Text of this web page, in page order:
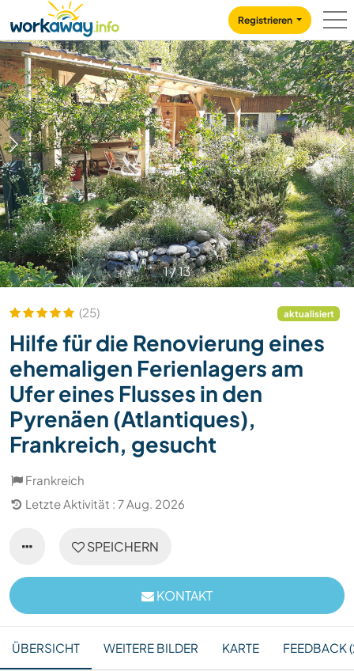
CONTENT
MAIN NAVIGATION
Registrieren
1/13
(25) aktualisiert
Hilfe für die Renovierung eines
ehemaligen Ferienlagers am
Ufer eines Flusses in den
Pyrenäen (Atlantiques),
Frankreich, gesucht
Frankreich
Letzte Aktivität : 7 Aug. 2026
SPEICHERN
KONTAKT
ÜBERSICHT WEITERE BILDER KARTE FEEDBACK